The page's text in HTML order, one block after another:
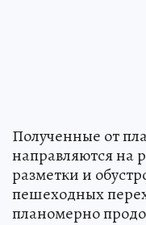
Полученные от
направляются на
разметки и
пешеходных
планомерно